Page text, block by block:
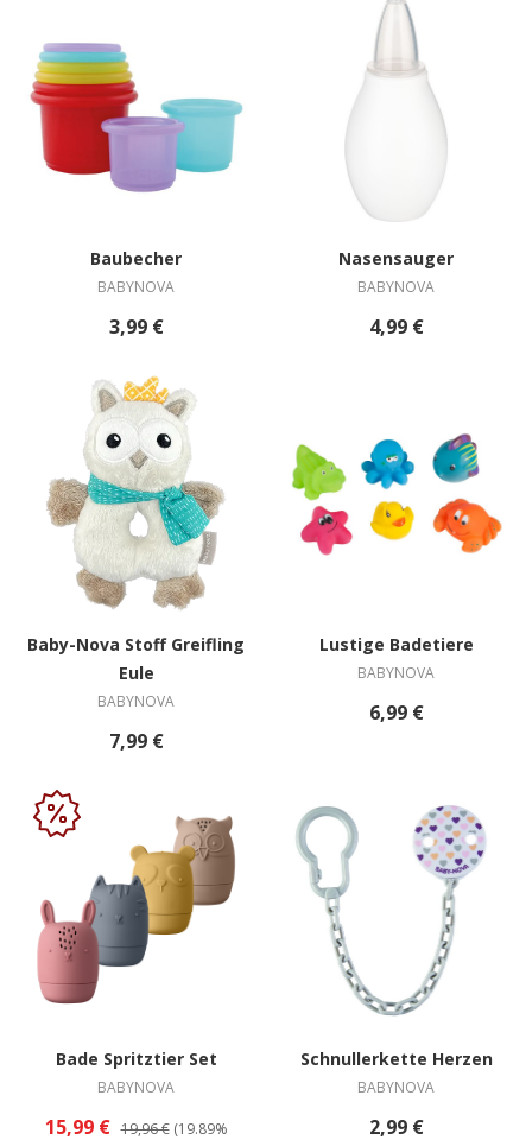
Baubecher
BABYNOVA
3,99 €
Nasensauger
BABYNOVA
4,99 €
Baby-Nova Stoff Greifling
Eule
BABYNOVA
7,99 €
Lustige Badetiere
BABYNOVA
6,99 €
Bade Spritztier Set
BABYNOVA
15,99 € 19,96 € (19.89%
Schnullerkette Herzen
BABYNOVA
2,99 €